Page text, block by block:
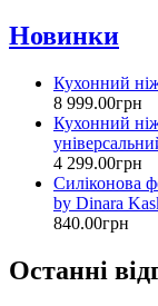
Новинки
Кухонний
8 999.00грн
Кухонний
4 299.00грн
Силіконова
by Dinara
840.00грн
Останні